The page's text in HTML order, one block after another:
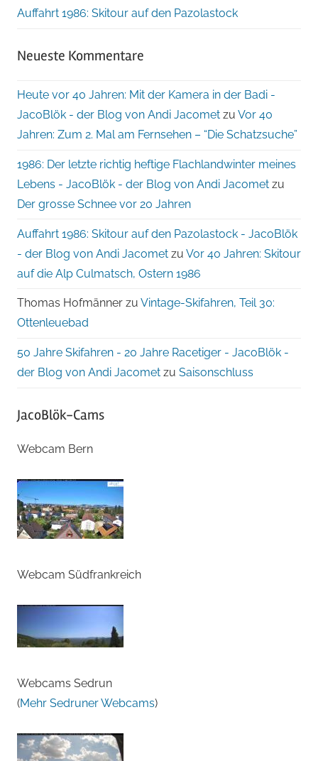
Auffahrt 1986: Skitour auf den Pazolastock
Neueste Kommentare
Heute vor 40 Jahren: Mit der Kamera in der Badi -
JacoBlök - der Blog von Andi Jacomet zu Vor 40
Jahren: Zum 2. Mal am Fernsehen – “Die Schatzsuche”
1986: Der letzte richtig heftige Flachlandwinter meines
Lebens - JacoBlök - der Blog von Andi Jacomet zu
Der grosse Schnee vor 20 Jahren
Auffahrt 1986: Skitour auf den Pazolastock - JacoBlök
- der Blog von Andi Jacomet zu Vor 40 Jahren: Skitour
auf die Alp Culmatsch, Ostern 1986
Thomas Hofmänner zu Vintage-Skifahren, Teil 30:
Ottenleuebad
50 Jahre Skifahren - 20 Jahre Racetiger - JacoBlök -
der Blog von Andi Jacomet zu Saisonschluss
JacoBlök-Cams
Webcam Bern
Webcam Südfrankreich
Webcams Sedrun
(Mehr Sedruner Webcams)